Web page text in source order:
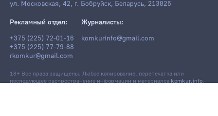
ул. Московская, 42, г. Бобруйск, Беларусь, 213826
Рекламный отдел:
+375 (225) 72-01-16
+375 (225) 77-79-88
rkomkur@gmail.com
Журналисты:
komkurinfo@gmail.com
18+ Все права защищены. Любое копирование, перепечатка или
последующее распространение информации и материаловkomkur.info,